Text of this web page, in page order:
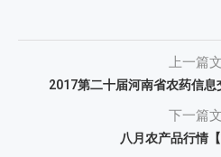
上一篇
2017第二十届河南省农药信
下一篇
八月农产品行情【